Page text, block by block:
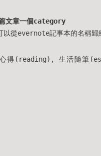
文章一個category
以從evernote記事本的名稱歸
得(reading), 生活隨筆